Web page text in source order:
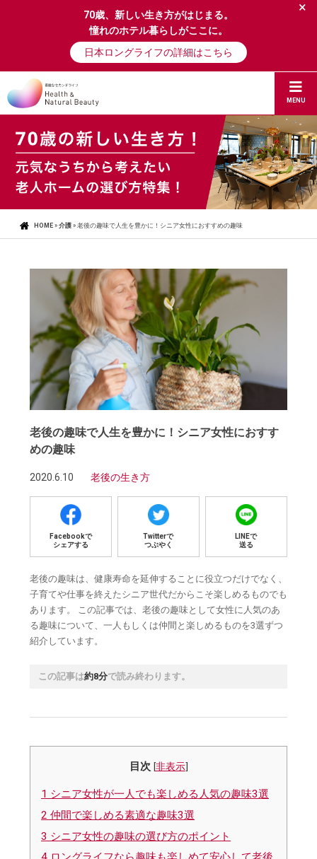
70歳、新しい生き方がはじまる。
憧れのホテル暮らしがここに。
日本ロングライフの詳細はこちら
×
MENU
HOME » 介護 » 老後の趣味で人生を豊かに！シニア女性におすすめの趣味
老後の趣味で人生を豊かに！シニア女性におすす
めの趣味
2020.6.10 老後の生き方
Facebookで
シェアする
Twitterで
つぶやく
LINEで
送る
老後の趣味は、健康寿命を延伸することに役立つだけでなく、
子育てや仕事を終えたシニア世代だからこそ楽しめるものでも
あります。 この記事では、老後の趣味として女性に人気のあ
る趣味について、一人もしくは仲間と楽しめるものを3選ずつ
紹介しています。
この記事は約8分で読み終わります。
目次 [非表示]
1 シニア女性が一人でも楽しめる人気の趣味3選
2 仲間で楽しめる素適な趣味3選
3 シニア女性の趣味の選び方のポイント